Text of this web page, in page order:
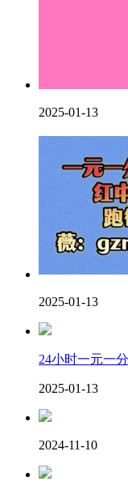
2025-01-13
2025-01-13
24小时一元一
2025-01-13
2024-11-10